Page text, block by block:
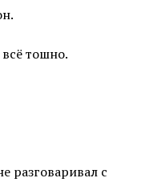
тошно.
разговаривал с